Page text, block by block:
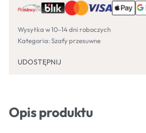
Wysyłka w 10–14 dni roboczych
Kategoria: Szafy przesuwne
UDOSTĘPNIJ
Opis produktu